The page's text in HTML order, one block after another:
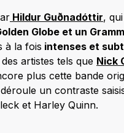
Hildur Guðnadóttir,
Globe et un
à la fois intenses et
artistes tels que Nick
plus cette bande
un contraste
et Harley Quinn.